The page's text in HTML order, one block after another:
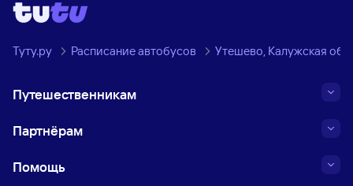
Туту.ру Расписание автобусов Утешево, Калужская
Путешественникам
Партнёрам
Помощь